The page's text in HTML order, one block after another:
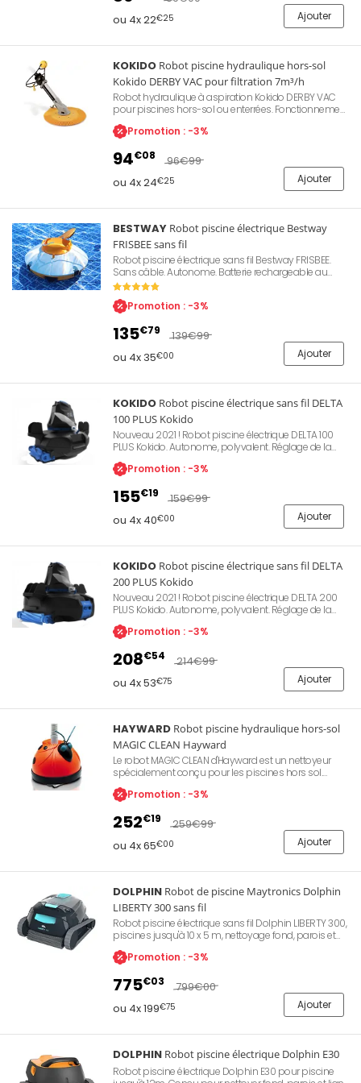
ou 4x 22€25 Ajouter
KOKIDO Robot piscine hydraulique hors-sol
Kokido DERBY VAC pour filtration 7m³/h
Robot hydraulique à aspiration Kokido DERBY VAC
pour piscines hors-sol ou enterrées. Fonctionnement
et installation ultra simples. Nécessite une pompe
délivrant une puissance d'aspiration de 7m³/h
VAC est livré avec 10 sections de 80cm chacune.
Promotion : -3%
94€08 96€99
ou 4x 24€25 Ajouter
BESTWAY Robot piscine électrique Bestway
FRISBEE sans fil
Robot piscine électrique sans fil Bestway FRISBEE.
Sans câble. Autonome. Batterie rechargeable au
lithium. Durée d'utilisation : 60 minutes. Temps de
charge : 4 heures, capacité de filtration : 4.5L, débit de
la pompe : 2520L/h, vitesse de déplacement : 900
fond plat.
Promotion : -3%
135€79 139€99
ou 4x 35€00 Ajouter
KOKIDO Robot piscine électrique sans fil DELTA
100 PLUS Kokido
Nouveau 2021 ! Robot piscine électrique DELTA 100
PLUS Kokido. Autonome, polyvalent. Réglage de la
trajectoire, bouton ON/OFF magnétique, LED
indicateur de batterie, compact. Pour piscines jusqu'à
câble de recharge, 1 filtre standard, 1 kit de
Promotion : -3%
155€19 159€99
ou 4x 40€00 Ajouter
KOKIDO Robot piscine électrique sans fil DELTA
200 PLUS Kokido
Nouveau 2021 ! Robot piscine électrique DELTA 200
PLUS Kokido. Autonome, polyvalent. Réglage de la
trajectoire, bouton ON/OFF magnétique, LED
indicateur de batterie, compact. Pour piscines jusqu'à
câble de recharge, 1 filtre standard, 1 kit de
Promotion : -3%
208€54 214€99
ou 4x 53€75 Ajouter
HAYWARD Robot piscine hydraulique hors-sol
MAGIC CLEAN Hayward
Le robot MAGIC CLEAN d'Hayward est un nettoyeur
spécialement conçu pour les piscines hors sol.
Système exclusif de navigation SmartDrive.
Fonctionne sur filtration existante. Nettoyage de
rapide, design fun et original. Incompatible avec les
Promotion : -3%
252€19 259€99
ou 4x 65€00 Ajouter
DOLPHIN Robot de piscine Maytronics Dolphin
LIBERTY 300 sans fil
Robot piscine électrique sans fil Dolphin LIBERTY 300,
piscines jusqu'à 10 x 5 m, nettoyage fond, parois et
ligne d'eau, batterie lithium-ion 5 000 mAh
autonomie 2h30, charge par induction magnétique,
brossage actif, mode Éco (3 cycles hebdomadaires
de 40 min) et fonction Click Up. Référence Dolphin
99998130-EU.
Promotion : -3%
775€03 799€00
ou 4x 199€75 Ajouter
DOLPHIN Robot piscine électrique Dolphin E30
Robot piscine électrique Dolphin E30 pour piscine